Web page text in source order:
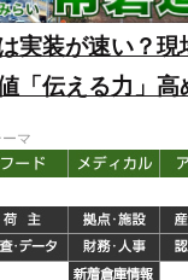
実装が速い？
「伝える力」
マ